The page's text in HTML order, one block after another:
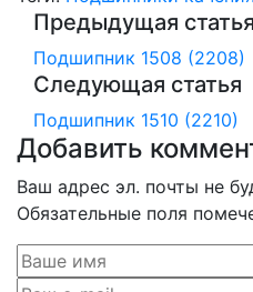
Предыдущая статья
Подшипник 1508 (2208)
Следующая статья
Подшипник 1510 (2210)
Добавить
Ваш адрес эл. почты не
Обязательные поля